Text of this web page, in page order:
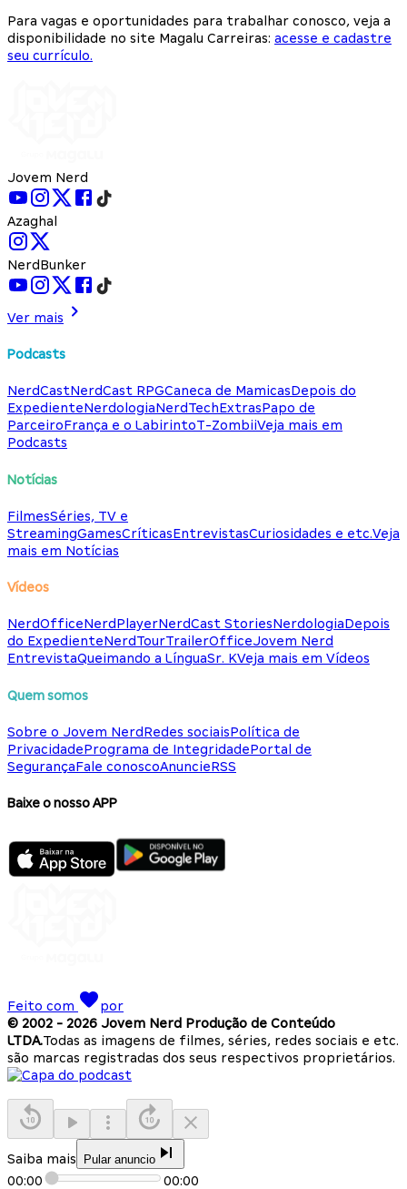
Para vagas e oportunidades para trabalhar conosco, veja a
disponibilidade no site Magalu Carreiras: acesse e cadastre
seu currículo.
Jovem Nerd
Azaghal
NerdBunker
Ver mais
Podcasts
NerdCastNerdCast RPGCaneca de MamicasDepois do
ExpedienteNerdologiaNerdTechExtrasPapo de
ParceiroFrança e o LabirintoT-ZombiiVeja mais em
Podcasts
Notícias
FilmesSéries, TV e
StreamingGamesCríticasEntrevistasCuriosidades e etc.Veja
mais em Notícias
Vídeos
NerdOfficeNerdPlayerNerdCast StoriesNerdologiaDepois
do ExpedienteNerdTourTrailerOfficeJovem Nerd
EntrevistaQueimando a LínguaSr. KVeja mais em Vídeos
Quem somos
Sobre o Jovem NerdRedes sociaisPolítica de
PrivacidadePrograma de IntegridadePortal de
SegurançaFale conoscoAnuncieRSS
Baixe o nosso APP
Feito com
por
© 2002 - 2026 Jovem Nerd Produção de Conteúdo
LTDA.Todas as imagens de filmes, séries, redes sociais e etc.
são marcas registradas dos seus respectivos proprietários.
Saiba mais Pular anuncio
00:00 00:00